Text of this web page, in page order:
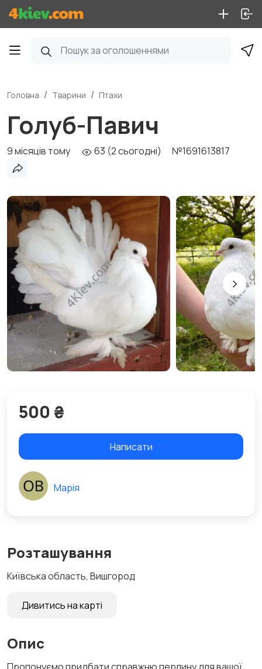
Головна Тварини Птахи
Голуб-Павич
9 місяців тому 63 (2 сьогодні) №1691613817
Розташування
Київська область, Вишгород
Дивитись на карті
Опис
500 ₴
Написати
Марія